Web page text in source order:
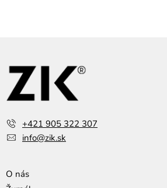
+421 905 322 307
info@zik.sk
O nás